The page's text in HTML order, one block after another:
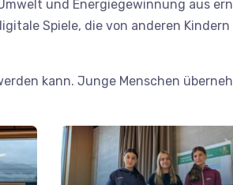
und Energiegewinnung aus
Spiele, die von anderen
kann. Junge Menschen